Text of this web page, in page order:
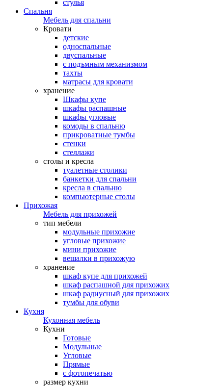
стулья
Спальня
Мебель для спальни
Кровати
детские
односпальные
двуспальные
с подъмным механизмом
тахты
матрасы для кровати
хранение
Шкафы купе
шкафы распашные
шкафы угловые
комоды в спальню
прикроватные тумбы
стенки
стеллажи
столы и кресла
туалетные столики
банкетки для спальни
кресла в спальню
компьютерные столы
Прихожая
Мебель для прихожей
тип мебели
модульные прихожие
угловые прихожие
мини прихожие
вешалки в прихожую
хранение
шкаф купе для прихожей
шкаф распашной для прихожих
шкаф радиусный для прихожих
тумбы для обуви
Кухня
Кухонная мебель
Кухни
Готовые
Модульные
Угловые
Прямые
с фотопечатью
размер кухни